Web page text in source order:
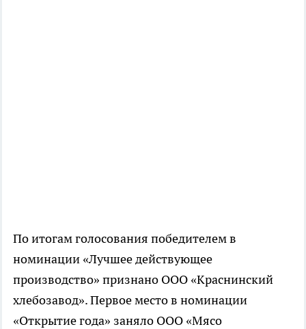
По итогам голосования победителем в
номинации «Лучшее действующее
производство» признано ООО «Краснинский
хлебозавод». Первое место в номинации
«Открытие года» заняло ООО «Мясо